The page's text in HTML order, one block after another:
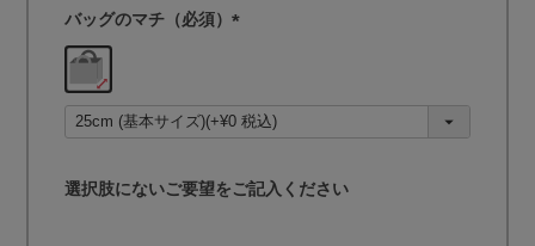
バッグのマチ（必須）
須
)
選択肢にないご要望をご記入ください